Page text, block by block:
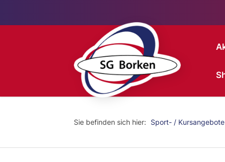
Sie befinden sich hier: Sport- / Kursangebote